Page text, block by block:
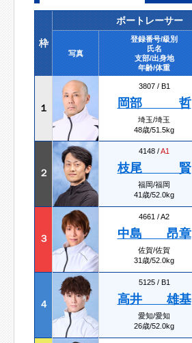
枠
ボートレーサー
写真
登録番号/級別
氏名
支部/出身地
年齢/体重
１
3807 / B1
岡部 哲
埼玉/埼玉
48歳/51.5kg
２
4148 /A1
枝尾 賢
福岡/福岡
41歳/52.0kg
３
4661 /A2
中島 昂章
佐賀/佐賀
31歳/52.0kg
４
5125 / B1
高井 雄基
愛知/愛知
26歳/52.0kg